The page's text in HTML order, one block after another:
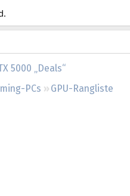
5000 „Deals“
PCs
GPU-Rangliste